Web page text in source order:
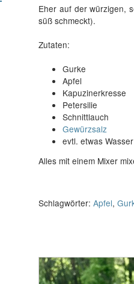
Eher auf der würzigen,
süß schmeckt).
Zutaten:
Gurke
Apfel
Kapuzinerkresse
Petersilie
Schnittlauch
Gewürzsalz
evtl. etwas Wasser
Alles mit einem Mixer
Schlagwörter: Apfel,